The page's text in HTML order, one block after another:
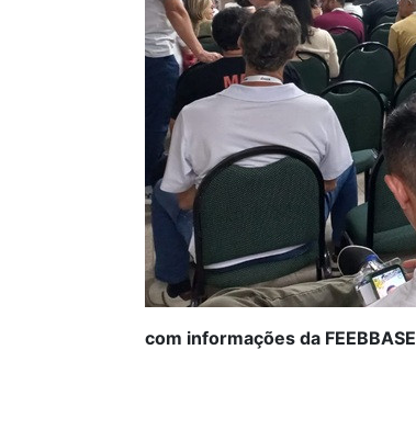
com informações da FEEBBASE